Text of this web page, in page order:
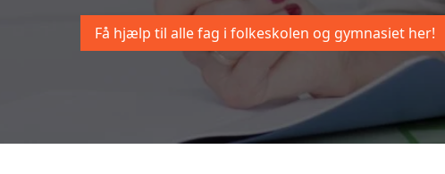
Få hjælp til alle fag i folkeskolen og gymnasiet her!